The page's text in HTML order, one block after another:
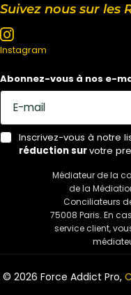
Suivez nous sur les
Instagram
Abonnez-vous à nos e-
Inscrivez-vous à notre
réduction survotre
Médiateur de la
de la
Conciliateurs
75008 Paris. En
service client,
© 2026 Force Addict Pro,